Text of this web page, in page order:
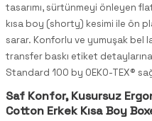
tasarımı, sürtünmeyi önleyen
kısa boy (shorty) kesimi ile ön
sarar. Konforlu ve yumuşak bel
transfer baskı etiket
Standard 100 by OEKO-TEX®
Saf Konfor, Kusursuz
Cotton Erkek Kısa Boy